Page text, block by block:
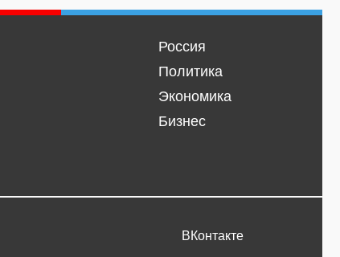
Россия
Политика
Экономика
Бизнес
ВКонтакте